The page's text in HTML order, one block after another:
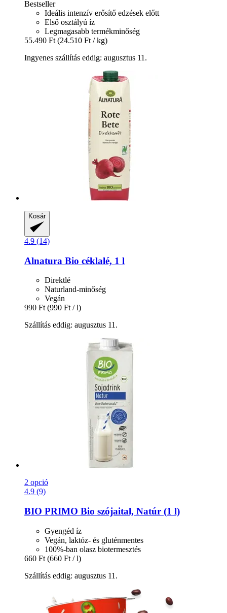
Bestseller
Ideális intenzív erősítő edzések előtt
Első osztályú íz
Legmagasabb termékminőség
55.490 Ft (24.510 Ft / kg)
Ingyenes szállítás eddig: augusztus 11.
Kosár
4.9 (14)
Alnatura Bio céklalé, 1 l
Direktlé
Naturland-minőség
Vegán
990 Ft (990 Ft / l)
Szállítás eddig: augusztus 11.
2 opció
4.9 (9)
BIO PRIMO Bio szójaital, Natúr (1 l)
Gyengéd íz
Vegán, laktóz- és gluténmentes
100%-ban olasz biotermesztés
660 Ft (660 Ft / l)
Szállítás eddig: augusztus 11.